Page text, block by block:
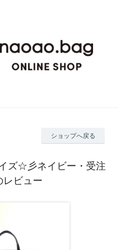
ショップへ戻る
ズ☆彡ネイビー・受注
レビュー